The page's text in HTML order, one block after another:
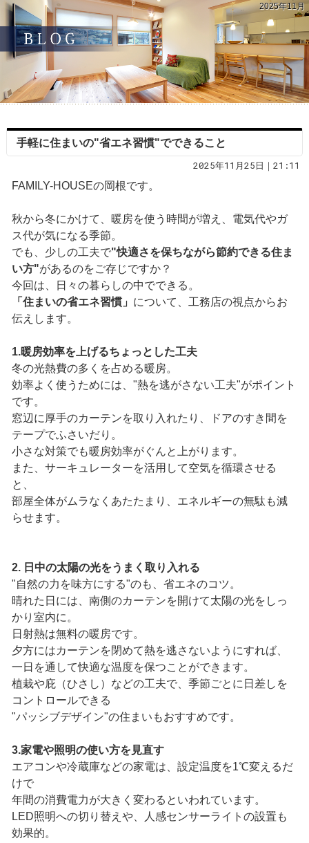
2025年11月
手軽に住まいの"省エネ習慣"でできること
2025年11月25日｜21:11
FAMILY-HOUSEの岡根です。
秋から冬にかけて、暖房を使う時間が増え、電気代やガ
ス代が気になる季節。
でも、少しの工夫で"快適さを保ちながら節約できる住ま
い方"があるのをご存じですか？
今回は、日々の暮らしの中でできる。
「住まいの省エネ習慣」 について、工務店の視点からお
伝えします。
1.暖房効率を上げるちょっとした工夫
冬の光熱費の多くを占める暖房。
効率よく使うためには、"熱を逃がさない工夫"がポイント
です。
窓辺に厚手のカーテンを取り入れたり、ドアのすき間を
テープでふさいだり。
小さな対策でも暖房効率がぐんと上がります。
また、サーキュレーターを活用して空気を循環させる
と、
部屋全体がムラなくあたたまり、エネルギーの無駄も減
らせます。
2. 日中の太陽の光をうまく取り入れる
"自然の力を味方にする"のも、省エネのコツ。
晴れた日には、南側のカーテンを開けて太陽の光をしっ
かり室内に。
日射熱は無料の暖房です。
夕方にはカーテンを閉めて熱を逃さないようにすれば、
一日を通して快適な温度を保つことができます。
植栽や庇（ひさし）などの工夫で、季節ごとに日差しを
コントロールできる
"パッシブデザイン"の住まいもおすすめです。
3.家電や照明の使い方を見直す
エアコンや冷蔵庫などの家電は、設定温度を1℃変えるだ
けで
年間の消費電力が大きく変わるといわれています。
LED照明への切り替えや、人感センサーライトの設置も
効果的。